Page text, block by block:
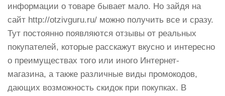
информации о товаре бывает мало. Но зайдя на
сайт http://otzivguru.ru/ можно получить все и сразу.
Тут постоянно появляются отзывы от реальных
покупателей, которые расскажут вкусно и интересно
о преимуществах того или иного Интернет-
магазина, а также различные виды промокодов,
дающих возможность скидок при покупках. В